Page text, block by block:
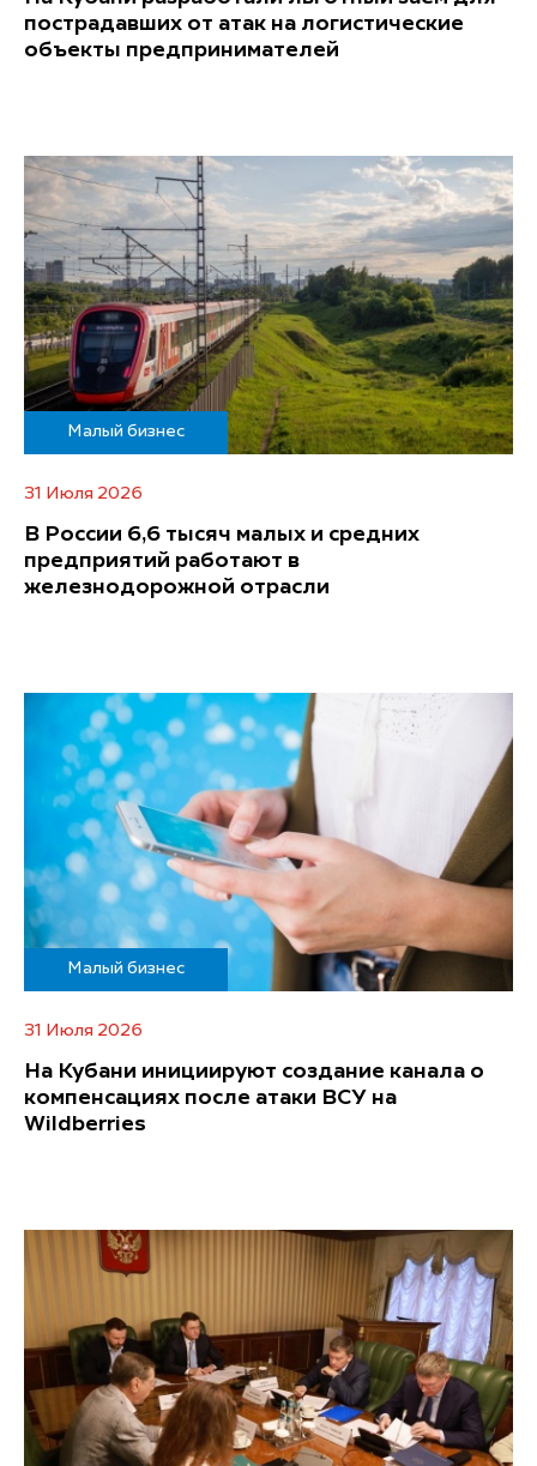
пострадавших от атак на логистические
объекты предпринимателей
Малый бизнес
31 Июля 2026
В России 6,6 тысяч малых и средних
предприятий работают в
железнодорожной отрасли
Малый бизнес
31 Июля 2026
На Кубани инициируют создание канала о
компенсациях после атаки ВСУ на
Wildberries